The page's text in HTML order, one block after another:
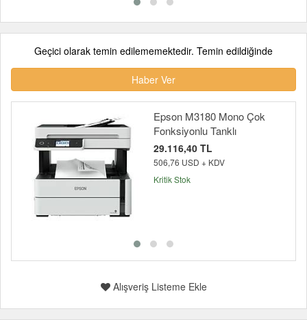
Geçici olarak temin edilememektedir. Temin edildiğinde
Haber Ver
Epson M3180 Mono Çok
Fonksiyonlu Tanklı
29.116,40 TL
506,76 USD + KDV
Kritik Stok
Alışveriş Listeme Ekle